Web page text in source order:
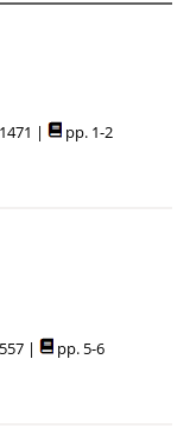
| pp. 1-2
| pp. 5-6